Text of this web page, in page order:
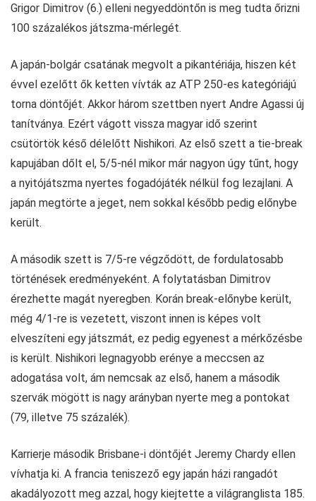
Grigor Dimitrov (6.) elleni negyeddöntőn is meg tudta őrizni
100 százalékos játszma-mérlegét.
A japán-bolgár csatának megvolt a pikantériája, hiszen két
évvel ezelőtt ők ketten vívták az ATP 250-es kategóriájú
torna döntőjét. Akkor három szettben nyert Andre Agassi új
tanítványa. Ezért vágott vissza magyar idő szerint
csütörtök késő délelőtt Nishikori. Az első szett a tie-break
kapujában dőlt el, 5/5-nél mikor már nagyon úgy tűnt, hogy
a nyitójátszma nyertes fogadójáték nélkül fog lezajlani. A
japán megtörte a jeget, nem sokkal később pedig előnybe
került.
A második szett is 7/5-re végződött, de fordulatosabb
történések eredményeként. A folytatásban Dimitrov
érezhette magát nyeregben. Korán break-előnybe került,
még 4/1-re is vezetett, viszont innen is képes volt
elveszíteni egy játszmát, ez pedig egyenest a mérkőzésbe
is került. Nishikori legnagyobb erénye a meccsen az
adogatása volt, ám nemcsak az első, hanem a második
szervák mögött is nagy arányban nyerte meg a pontokat
(79, illetve 75 százalék).
Karrierje második Brisbane-i döntőjét Jeremy Chardy ellen
vívhatja ki. A francia teniszező egy japán házi rangadót
akadályozott meg azzal, hogy kiejtette a világranglista 185.